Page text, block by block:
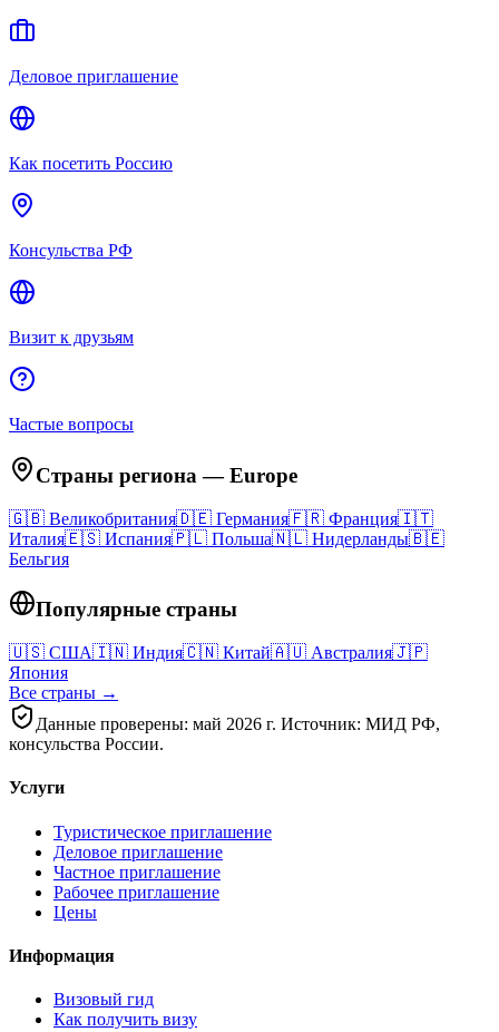
Деловое приглашение
Как посетить Россию
Консульства РФ
Визит к друзьям
Частые вопросы
Страны региона —Europe
🇬🇧 Великобритания🇩🇪 Германия🇫🇷 Франция🇮🇹
Италия🇪🇸 Испания🇵🇱 Польша🇳🇱 Нидерланды🇧🇪
Бельгия
Популярные страны
🇺🇸 США🇮🇳 Индия🇨🇳 Китай🇦🇺 Австралия🇯🇵
Япония
Все страны →
Данные проверены: май 2026 г. Источник: МИД РФ,
консульства России.
Услуги
Туристическое приглашение
Деловое приглашение
Частное приглашение
Рабочее приглашение
Цены
Информация
Визовый гид
Как получить визу